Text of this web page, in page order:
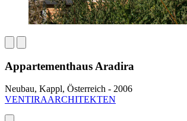
Appartementhaus Aradira
Neubau, Kappl, Österreich - 2006
VENTIRAARCHITEKTEN